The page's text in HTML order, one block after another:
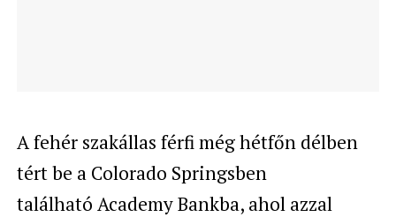
A fehér szakállas férfi még hétfőn délben
tért be a Colorado Springsben
található Academy Bankba, ahol azzal